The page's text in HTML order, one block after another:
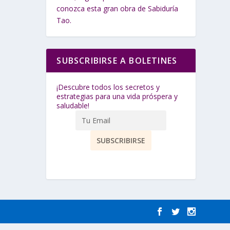
conozca esta gran obra de Sabiduría
Tao.
SUBSCRIBIRSE A BOLETINES
¡Descubre todos los secretos y
estrategias para una vida próspera y
saludable!